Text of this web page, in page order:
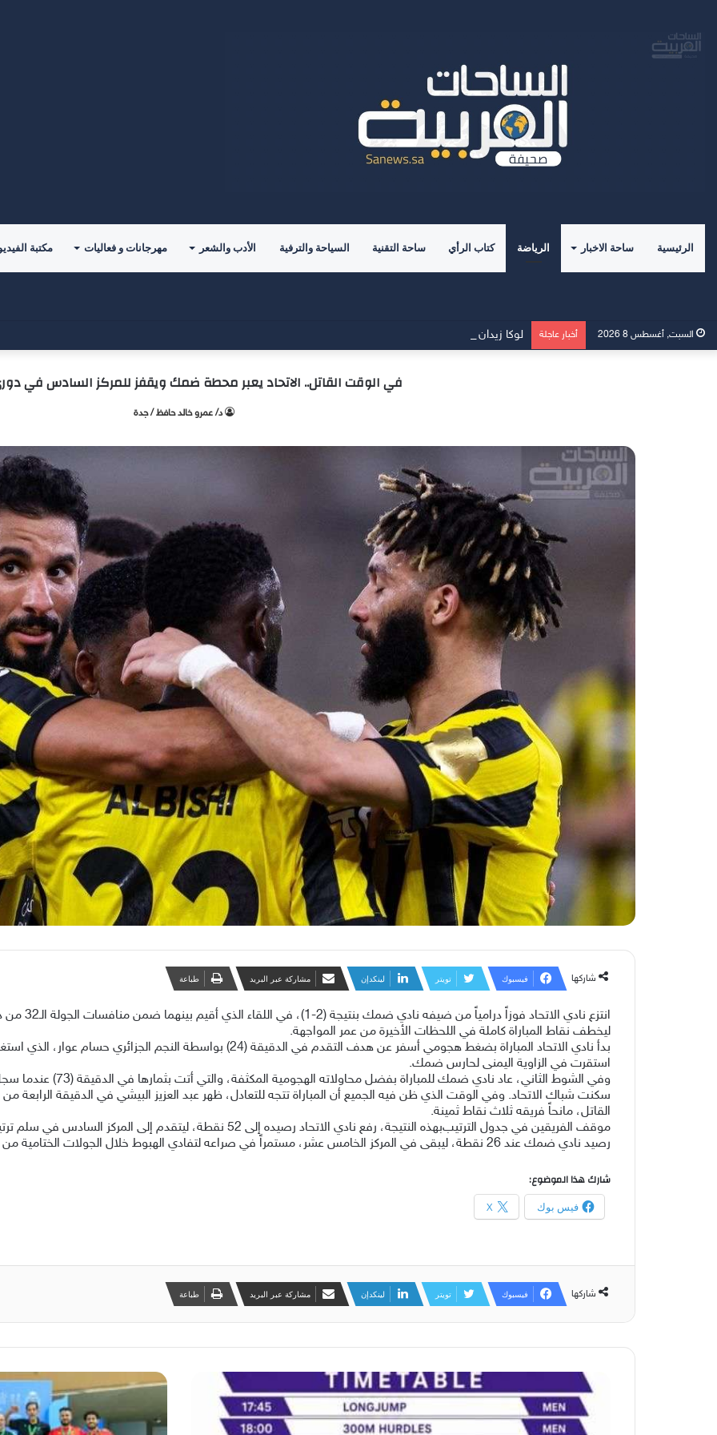
الرئيسية ساحة الاخبار الرياضة كتاب الرأي ساحة التقنية السياحة والترفية الأدب والشعر مهرجانات و فعاليات مكتبة
السبت, أغسطس 8 2026 أخبار عاجلة لوكا زيدان يطوي صفحة غرناطة ويبدأ تحدياً جديداً مع ليغانيس
في الوقت القاتل.. الاتحاد يعبر محطة ضمك ويقفز للمركز السادس في
د/ عمرو خالد حافظ / جدة
شاركها فيسبوك تويتر لينكدإن مشاركة عبر البريد طباعة
انتزع نادي الاتحاد فوزاً درامياً من ضيفه نادي ضمك بنتيجة (2-1)، في اللقاء الذي أقيم بينهما ضمن منافسات الجولة الـ32 من دوري روشن .
ليخطف نقاط المباراة كاملة في اللحظات الأخيرة من عمر المواجهة.
بدأ نادي الاتحاد المباراة بضغط هجومي أسفر عن هدف التقدم في الدقيقة (24)
استقرت في الزاوية اليمنى لحارس ضمك.
وفي الشوط الثاني، عاد نادي
القاتل، مانحاً فريقه ثلاث نقاط ثمينة.
موقف الفريقين في جدول الترتيب بهذه النتيجة، رفع نادي الاتحاد رصيده إلى 52
رصيد نادي ضمك عند 26 نقطة، ليبقى في المركز الخامس عشر، مستمراً في صراعه لتفادي الهبوط خلال الجولات الختامية من المسابقة.
شارك هذا الموضوع:
فيس بوك X
شاركها فيسبوك تويتر لينكدإن مشاركة عبر البريد طباعة